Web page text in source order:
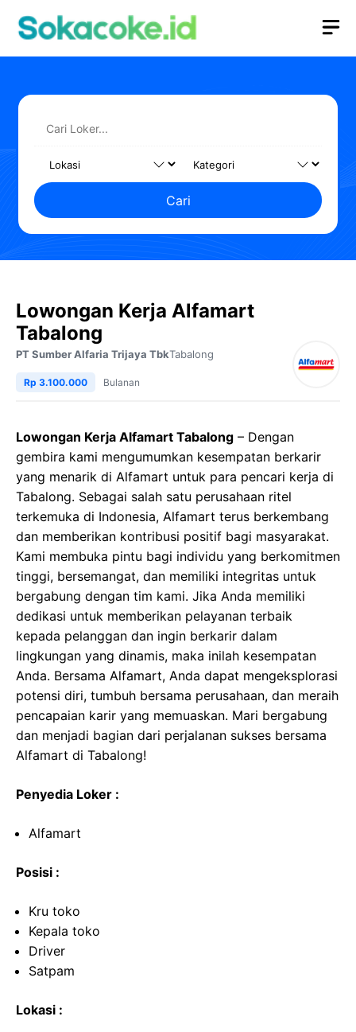
Cari
Lowongan Kerja Alfamart
Tabalong
PT Sumber Alfaria Trijaya TbkTabalong
Rp 3.100.000 Bulanan
Lowongan Kerja Alfamart Tabalong – Dengan
gembira kami mengumumkan kesempatan berkarir
yang menarik di Alfamart untuk para pencari kerja di
Tabalong. Sebagai salah satu perusahaan ritel
terkemuka di Indonesia, Alfamart terus berkembang
dan memberikan kontribusi positif bagi masyarakat.
Kami membuka pintu bagi individu yang berkomitmen
tinggi, bersemangat, dan memiliki integritas untuk
bergabung dengan tim kami. Jika Anda memiliki
dedikasi untuk memberikan pelayanan terbaik
kepada pelanggan dan ingin berkarir dalam
lingkungan yang dinamis, maka inilah kesempatan
Anda. Bersama Alfamart, Anda dapat mengeksplorasi
potensi diri, tumbuh bersama perusahaan, dan meraih
pencapaian karir yang memuaskan. Mari bergabung
dan menjadi bagian dari perjalanan sukses bersama
Alfamart di Tabalong!
Penyedia Loker :
Alfamart
Posisi :
Kru toko
Kepala toko
Driver
Satpam
Lokasi :